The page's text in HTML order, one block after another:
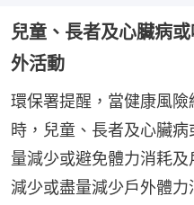
兒童、長者及心臟病
外活動
環保署提醒，當健康風
時，兒童、長者及心臟
量減少或避免體力消耗
減少或盡量減少戶外體